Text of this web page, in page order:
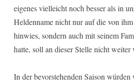
eigenes vielleicht noch besser als in
Heldenname nicht nur auf die von
hinwies, sondern auch mit seinem
hatte, soll an dieser Stelle nicht weiter
In der bevorstehenden Saison